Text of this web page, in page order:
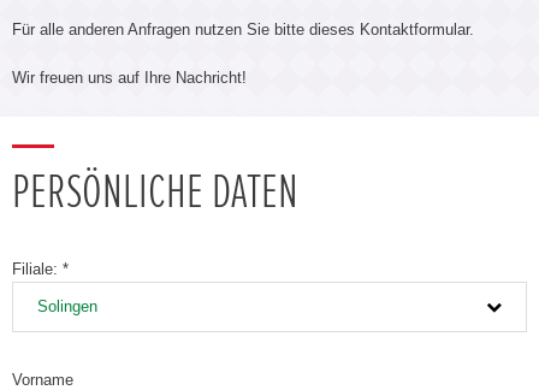
Für alle anderen Anfragen nutzen Sie bitte dieses Kontaktformular.
Wir freuen uns auf Ihre Nachricht!
PERSÖNLICHE DATEN
Filiale: *
Solingen
Vorname